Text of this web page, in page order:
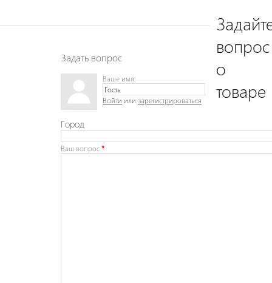
вопрос
о
товаре
Задать вопрос
Ваше имя:
Войти или зарегистрироваться
Город
Ваш вопрос*